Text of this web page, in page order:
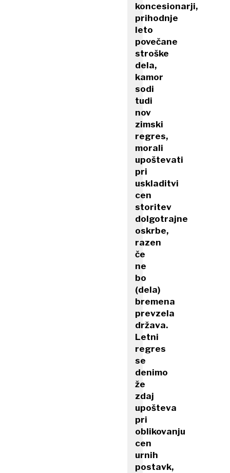
koncesionarji,
prihodnje
leto
povečane
stroške
dela,
kamor
sodi
tudi
nov
zimski
regres,
morali
upoštevati
pri
uskladitvi
cen
storitev
dolgotrajne
oskrbe,
razen
če
ne
bo
(dela)
bremena
prevzela
država.
Letni
regres
se
denimo
že
zdaj
upošteva
pri
oblikovanju
cen
urnih
postavk,